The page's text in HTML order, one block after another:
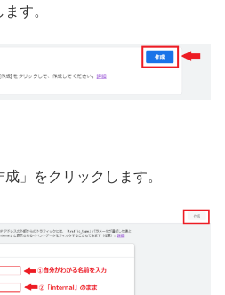
す。
」をクリックします。